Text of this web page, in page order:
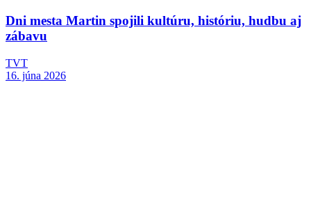
Dni mesta Martin spojili kultúru, históriu, hudbu aj
zábavu
TVT
16. júna 2026